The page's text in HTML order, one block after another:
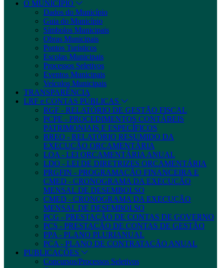
O MUNICÍPIO
Dados do Município
Guia do Município
Símbolos Municipais
Obras Municipais
Pontos Turísticos
Escolas Municipais
Processos Seletivos
Eventos Municipais
Veículos Municipais
TRANSPARÊNCIA
LRF e CONTAS PÚBLICAS
RGF - RELATÓRIO DE GESTÃO FISCAL
PCPE - PROCEDIMENTOS CONTÁBEIS
PATRIMONIAIS E ESPECÍFICOS
RREO - RELATÓRIO RESUMIDO DA
EXECUÇÃO ORÇAMENTÁRIA
LOA - LEI ORÇAMENTÁRIA ANUAL
LDO - LEI DE DIRETRIZES ORÇAMENTÁRIA
PRGFIN - PROGRAMAÇÃO FINANCEIRA E
CMED - CRONOGRAMA DA EXECUÇÃO
MENSAL DE DESEMBOLSO
CMED - CRONOGRAMA DA EXECUÇÃO
MENSAL DE DESEMBOLSO
PCG - PRESTAÇÃO DE CONTAS DE GOVERNO
PCS - PRESTAÇÃO DE CONTAS DE GESTÃO
PPA - PLANO PLURIANUAL
PCA - PLANO DE CONTRATAÇÃO ANUAL
PUBLICAÇÕES
Concursos/Processos Seletivos